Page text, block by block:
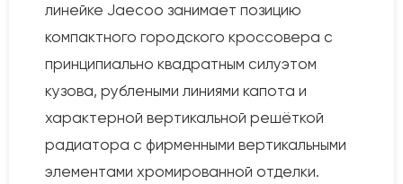
линейке Jaecoo занимает позицию
компактного городского кроссовера с
принципиально квадратным силуэтом
кузова, рублеными линиями капота и
характерной вертикальной решёткой
радиатора с фирменными вертикальными
элементами хромированной отделки.